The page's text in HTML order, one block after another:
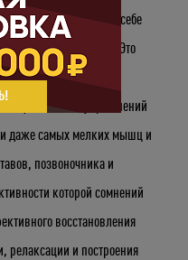
офиса и шанс дать себе
рабочих будней . Это
над собой.
физических упражнений
даже самых мелких мышц и
позвоночника и
которой сомнений
восстановления
релаксации и построения